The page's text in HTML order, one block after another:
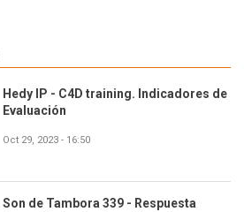
Hedy IP - C4D training. Indicadores de
Evaluación
Oct 29, 2023 - 16:50
Son de Tambora 339 - Respuesta